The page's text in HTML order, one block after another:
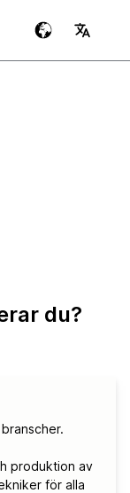
du?
produktion av
för alla